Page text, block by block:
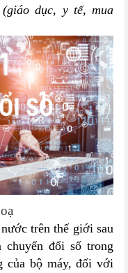
(giáo dục, y tế, mua
trên thế giới sau
chuyển đổi số trong
của bộ máy, đối với